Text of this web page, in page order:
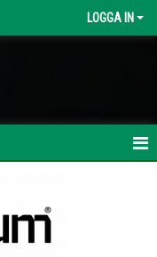
LOGGA IN